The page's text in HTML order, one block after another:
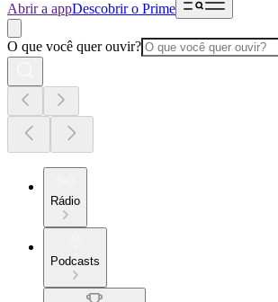
Abrir a appDescobrir o Prime
O que você quer ouvir?
Rádio
Podcasts